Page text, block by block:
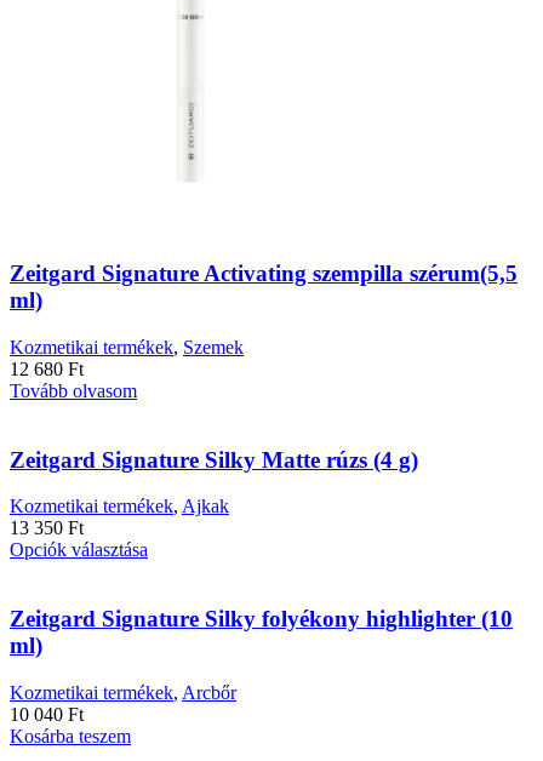
Zeitgard Signature Activating szempilla szérum(5,5
ml)
Kozmetikai termékek, Szemek
12 680 Ft
Tovább olvasom
Zeitgard Signature Silky Matte rúzs (4 g)
Kozmetikai termékek, Ajkak
13 350 Ft
Opciók választása
több
variációja
változatok
Zeitgard Signature Silky folyékony highlighter (10
ml)
Kozmetikai termékek, Arcbőr
10 040 Ft
Kosárba teszem